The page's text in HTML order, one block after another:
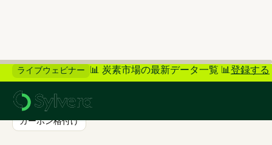
ライブウェビナー 📊 炭素市場の最新データ一覧 📊登録する
カーボン格付け